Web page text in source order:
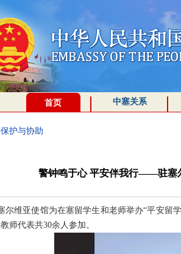
首页 中塞关系
护与协助
警钟鸣于心 平安伴我行——驻塞
尔维亚使馆为在塞留学生和老师举办“平安留
师代表共30余人参加。